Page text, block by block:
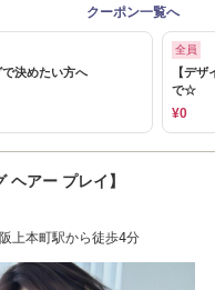
クーポン一覧へ
決めたい方へ
全員
【デ
で☆
¥0
アー プレイ】
上本町駅から徒歩4分